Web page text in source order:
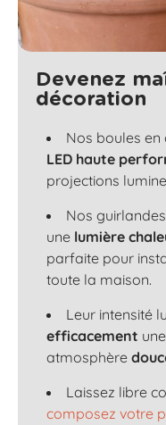
Devenez
décoration
Nos boules en
LED haute
projections
Nos
une lumière
parfaite pour
toute la maison.
Leur intensité
efficacement
atmosphère
Laissez libre
composez votre